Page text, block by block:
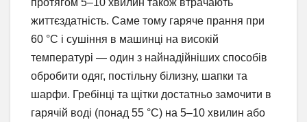
протягом 5–10 хвилин також втрачають
життєздатність. Саме тому гаряче прання при
60 °C і сушіння в машинці на високій
температурі — один з найнадійніших способів
обробити одяг, постільну білизну, шапки та
шарфи. Гребінці та щітки достатньо замочити в
гарячій воді (понад 55 °C) на 5–10 хвилин або